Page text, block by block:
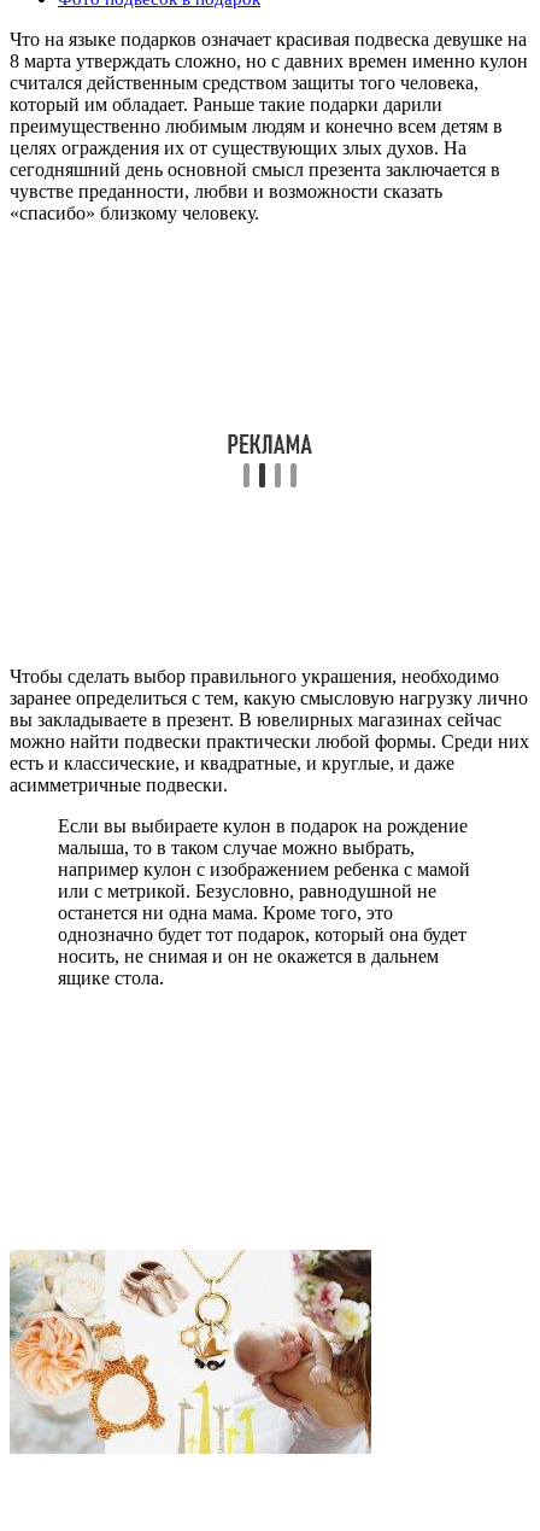
Что на языке подарков означает красивая подвеска девушке на
8 марта утверждать сложно, но с давних времен именно кулон
считался действенным средством защиты того человека,
который им обладает. Раньше такие подарки дарили
преимущественно любимым людям и конечно всем детям в
целях ограждения их от существующих злых духов. На
сегодняшний день основной смысл презента заключается в
чувстве преданности, любви и возможности сказать
«спасибо» близкому человеку.
Чтобы сделать выбор правильного украшения, необходимо
заранее определиться с тем, какую смысловую нагрузку лично
вы закладываете в презент. В ювелирных магазинах сейчас
можно найти подвески практически любой формы. Среди них
есть и классические, и квадратные, и круглые, и даже
асимметричные подвески.
Если вы выбираете кулон в подарок на рождение
малыша, то в таком случае можно выбрать,
например кулон с изображением ребенка с мамой
или с метрикой. Безусловно, равнодушной не
останется ни одна мама. Кроме того, это
однозначно будет тот подарок, который она будет
носить, не снимая и он не окажется в дальнем
ящике стола.